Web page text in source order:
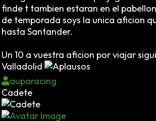
finde t tambien estaran en el
de temporada soys la unica aficion
hasta Santander.
Un 10 a vuestra aficion por viajar
Valladolid
auparacing
Cadete